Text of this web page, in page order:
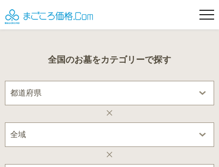
全国のお墓をカテゴリーで探す